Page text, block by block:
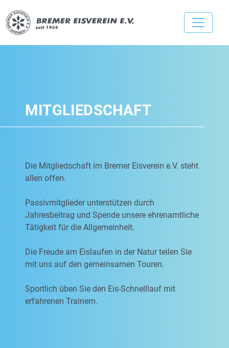
MITGLIEDSCHAFT
Die Mitgliedschaft im Bremer Eisverein e.V. steht
allen offen.
Passivmitglieder unterstützen durch
Jahresbeitrag und Spende unsere ehrenamtliche
Tätigkeit für die Allgemeinheit.
Die Freude am Eislaufen in der Natur teilen Sie
mit uns auf den gemeinsamen Touren.
Sportlich üben Sie den Eis-Schnelllauf mit
erfahrenen Trainern.